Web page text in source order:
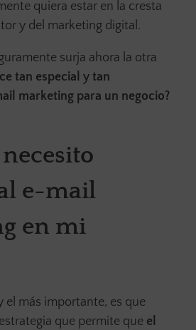
quiera estar en la cresta
y del marketing digital.
surja ahora la otra
tan especial y tan
marketing para un negocio?
e-mail
en mi
el más importante, es que
que permite que el